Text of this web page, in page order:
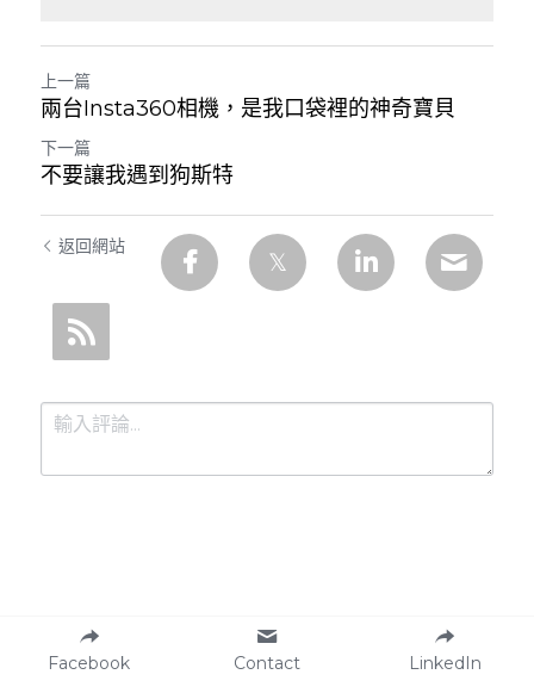
上一篇
兩台Insta360相機，是我口袋裡的神奇寶貝
下一篇
不要讓我遇到狗斯特
返回網站
提交
Facebook Contact LinkedIn